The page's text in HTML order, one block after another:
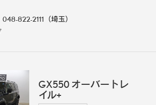
048-822-2111 （埼玉）
GX550 オーバートレ
イル+